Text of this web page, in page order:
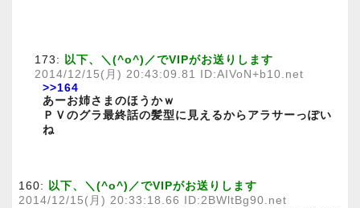
173: 以下、＼(^o^)／でVIPがお送りします
2014/12/15(月) 20:43:09.81 ID:AIVoN+b10.net
>>164
あーお姉さまのほうかｗ
ＰＶのグラ最終話の髪型に見えるからアラサーっぽい
ね
160: 以下、＼(^o^)／でVIPがお送りします
2014/12/15(月) 20:33:18.66 ID:2BWltBg90.net